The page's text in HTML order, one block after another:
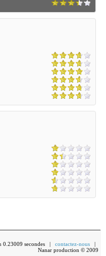
0.23009 secondes | contactez-nous
Nanar production © 2009